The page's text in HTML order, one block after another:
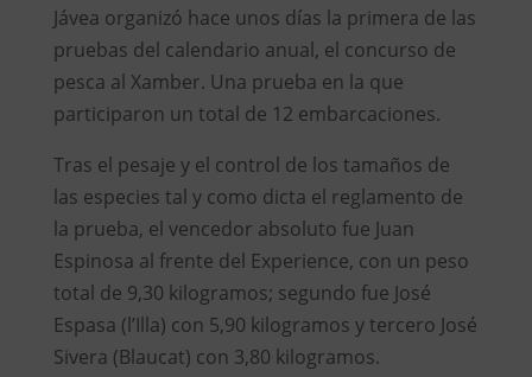
Jávea organizó hace unos días la primera de las
pruebas del calendario anual, el concurso de
pesca al Xamber. Una prueba en la que
participaron un total de 12 embarcaciones.
Tras el pesaje y el control de los tamaños de
las especies tal y como dicta el reglamento de
la prueba, el vencedor absoluto fue Juan
Espinosa al frente del Experience, con un peso
total de 9,30 kilogramos; segundo fue José
Espasa (l’Illa) con 5,90 kilogramos y tercero José
Sivera (Blaucat) con 3,80 kilogramos.